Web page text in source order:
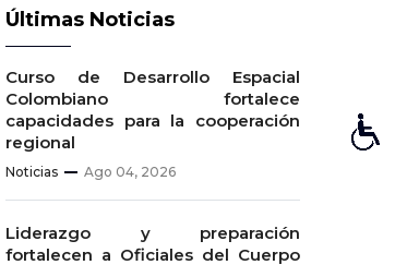
Últimas Noticias
Curso de Desarrollo Espacial
Colombiano fortalece
capacidades para la cooperación
regional
Noticias Ago 04, 2026
Liderazgo y preparación
fortalecen a Oficiales del Cuerpo